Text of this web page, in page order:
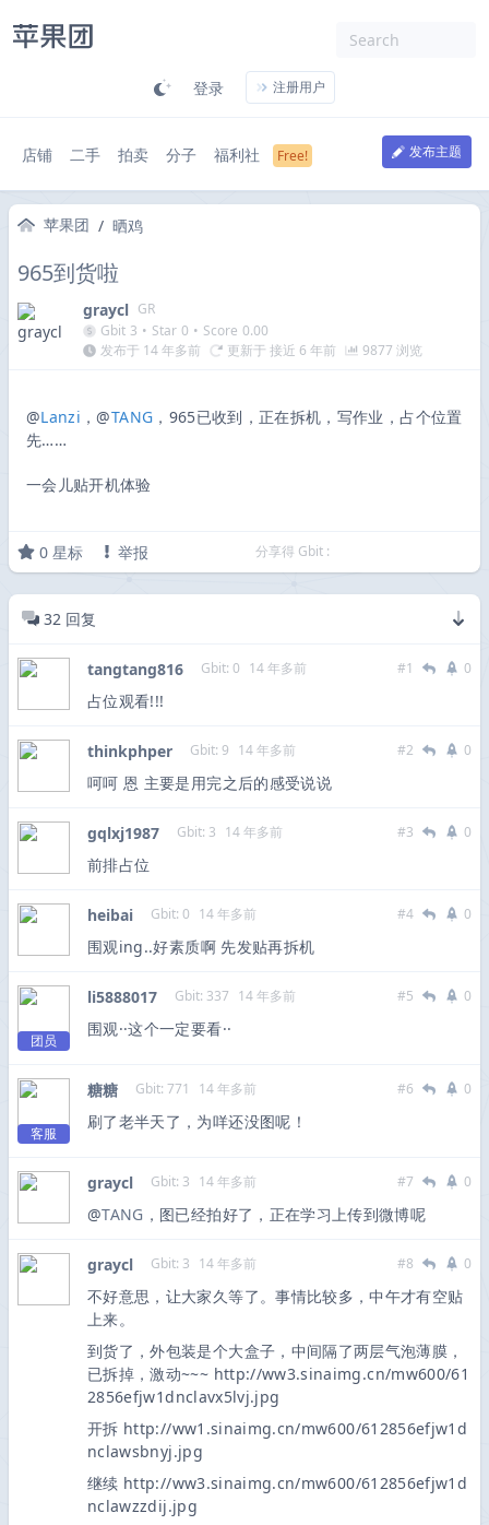
登录 注册用户
店铺 二手 拍卖 分子 福利社 发布主题
苹果团 / 晒鸡
965到货啦
graycl GR
Gbit 3 • Star 0 • Score 0.00
发布于 14 年多前
更新于 接近 6 年前 9877 浏览
@Lanzi ，@TANG ，965已收到，正在拆机，写作业，占个位置
先……
一会儿贴开机体验
0 星标 举报 分享得 Gbit :
32 回复
tangtang816 Gbit: 0 14 年多前 #1 0
占位观看!!!
thinkphper Gbit: 9 14 年多前 #2 0
呵呵 恩 主要是用完之后的感受说说
gqlxj1987 Gbit: 3 14 年多前 #3 0
前排占位
heibai Gbit: 0 14 年多前 #4 0
围观ing..好素质啊 先发贴再拆机
团员
li5888017 Gbit: 337 14 年多前 #5 0
围观··这个一定要看··
客服
糖糖 Gbit: 771 14 年多前 #6 0
刷了老半天了，为咩还没图呢！
graycl Gbit: 3 14 年多前 #7 0
@TANG ，图已经拍好了，正在学习上传到微博呢
graycl Gbit: 3 14 年多前 #8 0
不好意思，让大家久等了。事情比较多，中午才有空贴
上来。
到货了，外包装是个大盒子，中间隔了两层气泡薄膜，
已拆掉，激动~~~ http://ww3.sinaimg.cn/mw600/61
2856efjw1dnclavx5lvj.jpg
开拆 http://ww1.sinaimg.cn/mw600/612856efjw1d
nclawsbnyj.jpg
继续 http://ww3.sinaimg.cn/mw600/612856efjw1d
nclawzzdij.jpg